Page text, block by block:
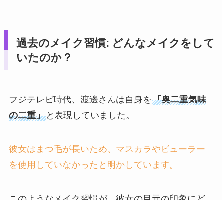
過去のメイク習慣: どんなメイクをして
いたのか？
フジテレビ時代、渡邊さんは自身を「奥二重気味
の二重」と表現していました。
彼女はまつ毛が長いため、マスカラやビューラー
を使用していなかったと明かしています。